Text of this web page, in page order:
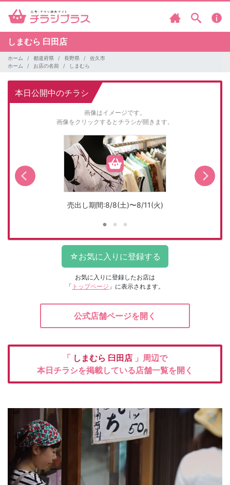
しまむら 臼田店
ホーム 都道府県 長野県
佐久市
ホーム
お店の名前 しまむら
本日公開中のチラシ
画像はイメージです。
画像をクリックするとチラシが開きます。
売出し期間:8/8(土)〜8/11(火)
お気に入りに登録したお店は
「 トップページ 」に表示されます。
公式店舗ページを開く
「 しまむら 臼田店 」周辺で
本日チラシを掲載している店舗一覧を開く